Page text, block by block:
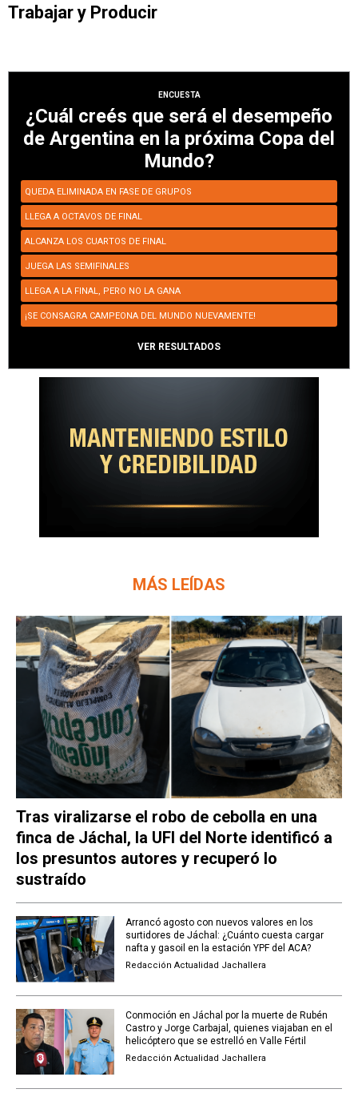
Trabajar y Producir
ENCUESTA
¿Cuál creés que será el desempeño
de Argentina en la próxima Copa del
Mundo?
QUEDA ELIMINADA EN FASE DE GRUPOS
LLEGA A OCTAVOS DE FINAL
ALCANZA LOS CUARTOS DE FINAL
JUEGA LAS SEMIFINALES
LLEGA A LA FINAL, PERO NO LA GANA
¡SE CONSAGRA CAMPEONA DEL MUNDO NUEVAMENTE!
VER RESULTADOS
MÁS LEÍDAS
Tras viralizarse el robo de cebolla en una
finca de Jáchal, la UFI del Norte identificó a
los presuntos autores y recuperó lo
sustraído
Arrancó agosto con nuevos valores en los
surtidores de Jáchal: ¿Cuánto cuesta cargar
nafta y gasoil en la estación YPF del ACA?
Redacción Actualidad Jachallera
Conmoción en Jáchal por la muerte de Rubén
Castro y Jorge Carbajal, quienes viajaban en el
helicóptero que se estrelló en Valle Fértil
Redacción Actualidad Jachallera